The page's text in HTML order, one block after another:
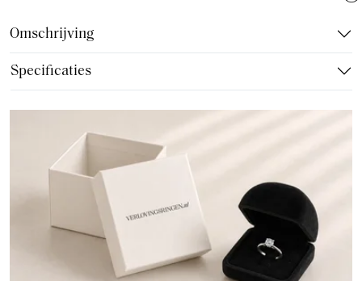
Omschrijving
Specificaties